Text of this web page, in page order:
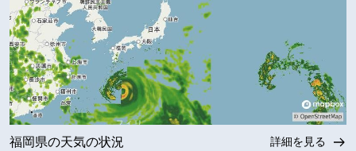
福岡県の天気の状況 詳細を見る